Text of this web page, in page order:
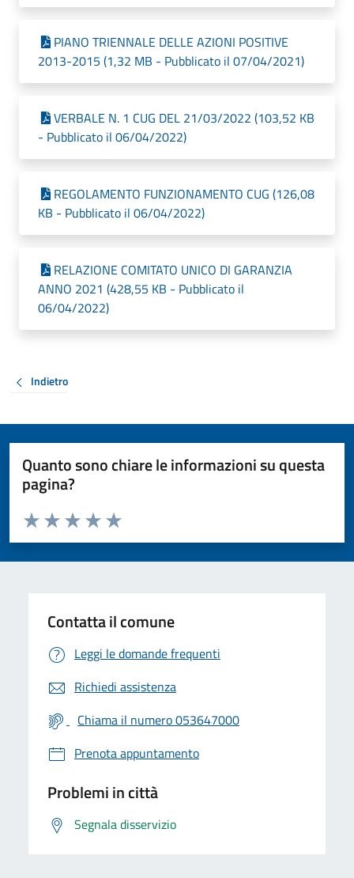
PIANO TRIENNALE DELLE AZIONI POSITIVE
2013-2015 (1,32 MB - Pubblicato il 07/04/2021)
VERBALE N. 1 CUG DEL 21/03/2022 (103,52 KB
- Pubblicato il 06/04/2022)
REGOLAMENTO FUNZIONAMENTO CUG (126,08
KB - Pubblicato il 06/04/2022)
RELAZIONE COMITATO UNICO DI GARANZIA
ANNO 2021 (428,55 KB - Pubblicato il
06/04/2022)
Indietro
Quanto sono chiare le informazioni su questa
pagina?
Valuta da 1 a 5 stelle la pagina
Valuta 5 stelle su 5
Valuta 4 stelle su 5
Valuta 3 stelle su 5
Valuta 2 stelle su 5
Valuta 1 stelle su 5
Contatta il comune
Leggi le domande frequenti
Richiedi assistenza
Chiama il numero 053647000
Prenota appuntamento
Problemi in città
Segnala disservizio